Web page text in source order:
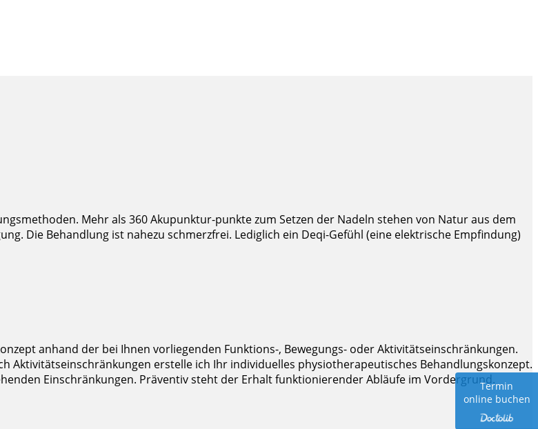
Mehr als 360 Akupunktur-punkte zum Setzen der Nadeln stehen von Natur aus dem
Die Behandlung ist nahezu schmerzfrei. Lediglich ein Deqi-Gefühl (eine elektrische Empfindung)
anhand der bei Ihnen vorliegenden Funktions-, Bewegungs- oder Aktivitätseinschränkungen.
Aktivitätseinschränkungen erstelle ich Ihr individuelles physiotherapeutisches Behandlungskonzept.
Einschränkungen. Präventiv steht der Erhalt funktionierender Abläufe im Vordergrund.Termin
online buchen